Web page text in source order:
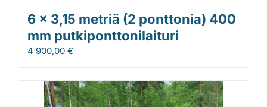
6 x 3,15 metriä (2 ponttonia) 400
mm putkiponttonilaituri
4 900,00 €